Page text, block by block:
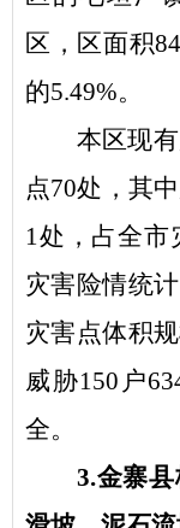
区，区面积
的5.49%。
本区现
点70处，其
1处，占全市
灾害险情统
灾害点体积
威胁150户
全。
3.金寨县